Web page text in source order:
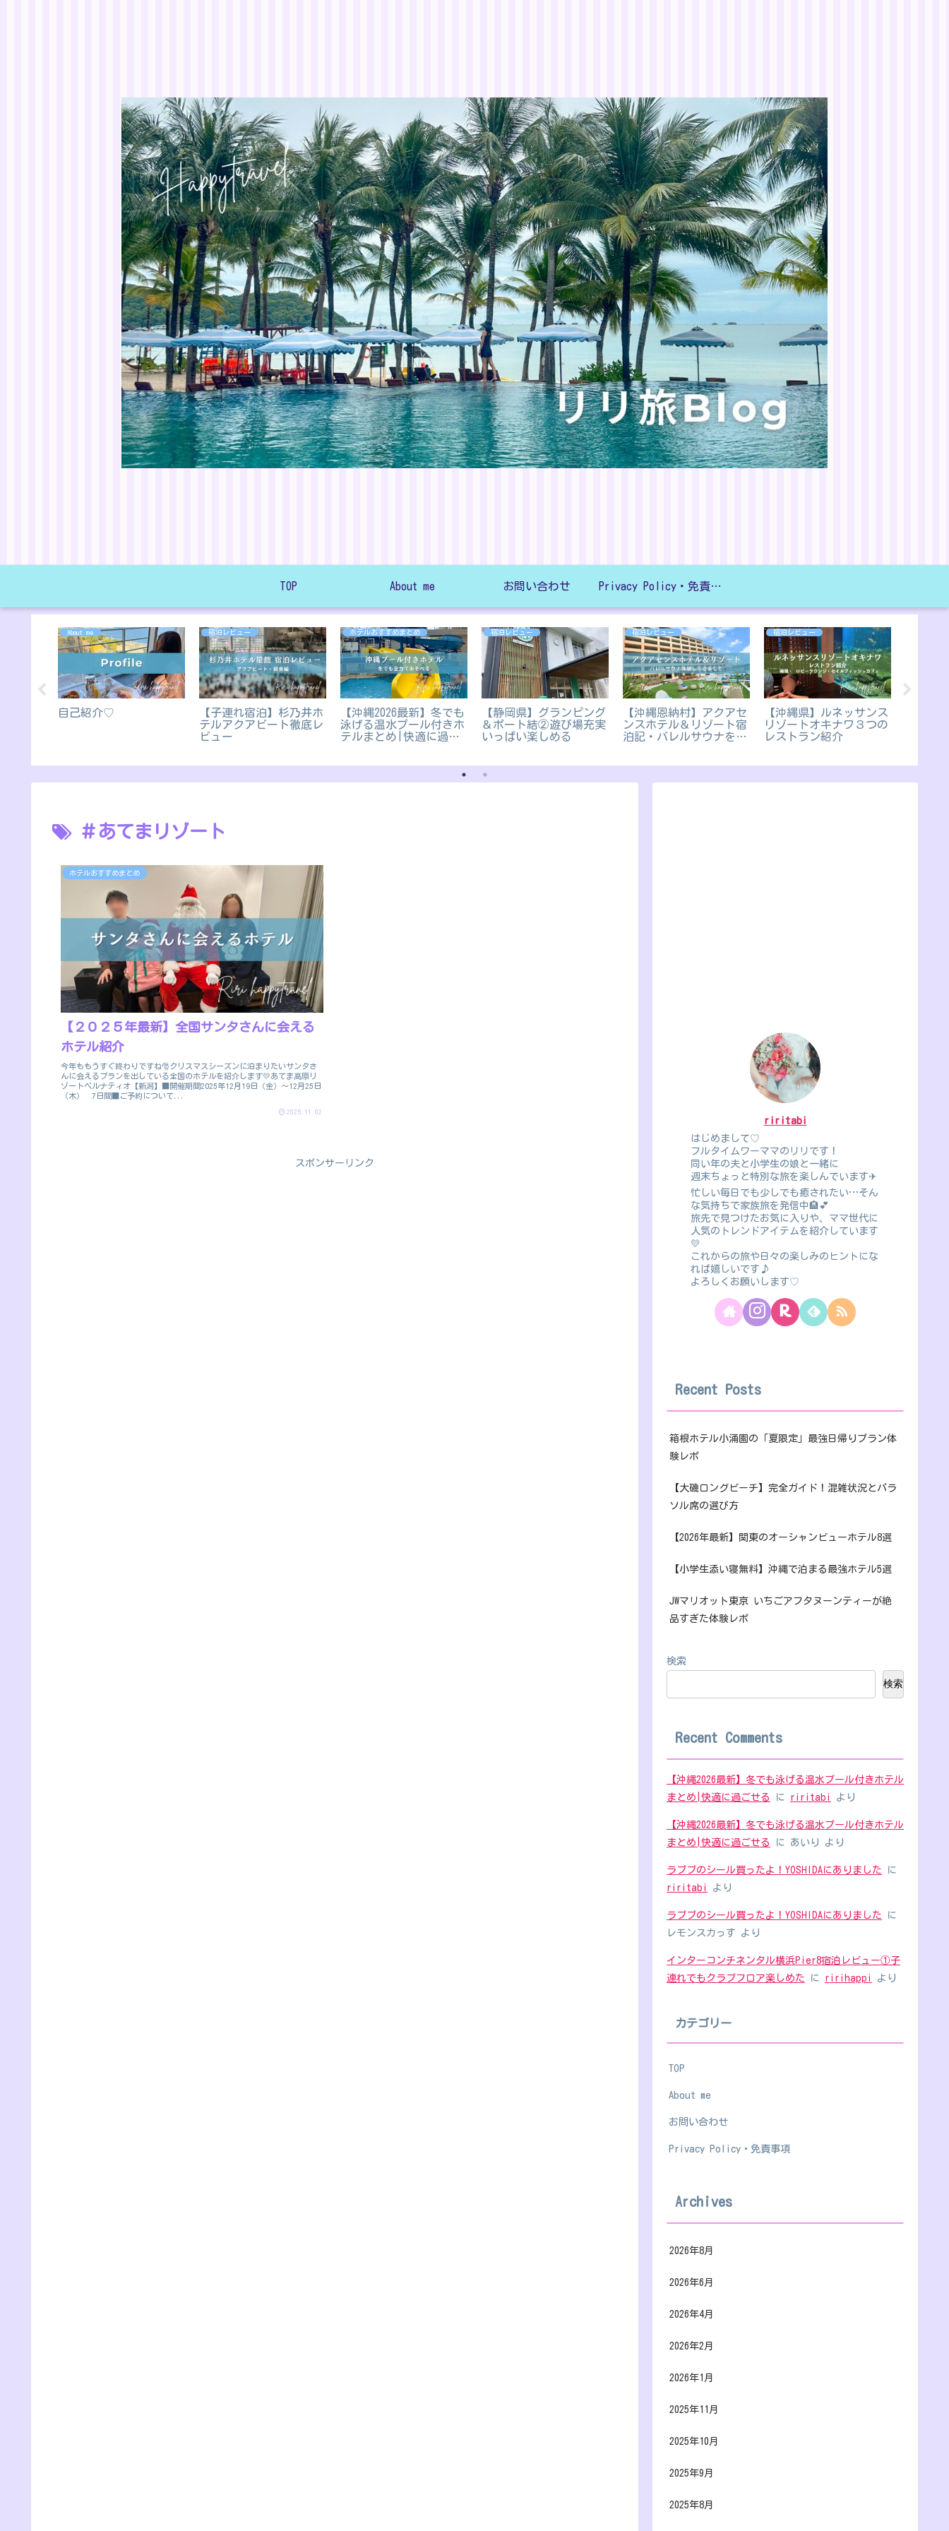
TOP About me お問い合わせ Privacy Policy・免責事項
About me
自己紹介♡
宿泊レビュー
【子連れ宿泊】杉乃井ホ
テルアクアビート徹底レ
ビュー
ホテルおすすめまとめ
【沖縄2026最新】冬でも
泳げる温水プール付きホ
テルまとめ|快適に過ご
宿泊レビュー
【静岡県】グランピング
＆ポート結②遊び場充実
いっぱい楽しめる
宿泊レビュー
【沖縄恩納村】アクアセ
ンスホテル＆リゾート宿
泊記・バレルサウナを体
宿泊レビュー
【沖縄県】ルネッサンス
リゾートオキナワ３つの
レストラン紹介
＃あてまリゾート
ホテルおすすめまとめ
【２０２５年最新】全国サンタさんに会える
ホテル紹介
今年ももうすぐ終わりですね🎅クリスマスシーズンに泊まりたいサンタさ
んに会えるプランを出している全国のホテルを紹介します💛あてま高原リ
ゾートベルナティオ【新潟】■開催期間2025年12月19日（金）～12月25日
（木） 7日間■ご予約について...
2025.11.02
スポンサーリンク
riritabi
はじめまして♡
フルタイムワーママのリリです！
同い年の夫と小学生の娘と一緒に
週末ちょっと特別な旅を楽しんでいます✈
忙しい毎日でも少しでも癒されたい…そん
な気持ちで家族旅を発信中🏨💕
旅先で見つけたお気に入りや、ママ世代に
人気のトレンドアイテムを紹介しています
💛
これからの旅や日々の楽しみのヒントにな
れば嬉しいです♪
よろしくお願いします♡
Recent Posts
箱根ホテル小涌園の「夏限定」最強日帰りプラン体
験レポ
【大磯ロングビーチ】完全ガイド！混雑状況とパラ
ソル席の選び方
【2026年最新】関東のオーシャンビューホテル8選
【小学生添い寝無料】沖縄で泊まる最強ホテル5選
JWマリオット東京 いちごアフタヌーンティーが絶
品すぎた体験レポ
検索
検索
Recent Comments
【沖縄2026最新】冬でも泳げる温水プール付きホテル
まとめ|快適に過ごせる
に riritabi より
【沖縄2026最新】冬でも泳げる温水プール付きホテル
まとめ|快適に過ごせる
に あいり より
ラブブのシール買ったよ！YOSHIDAにありました に
riritabi
より
ラブブのシール買ったよ！YOSHIDAにありました に
レモンスカっす より
インターコンチネンタル横浜Pier8宿泊レビュー①子
連れでもクラブフロア楽しめた に ririhappi より
カテゴリー
TOP
About me
お問い合わせ
Privacy Policy・免責事項
Archives
2026年8月
2026年6月
2026年4月
2026年2月
2026年1月
2025年11月
2025年10月
2025年9月
2025年8月